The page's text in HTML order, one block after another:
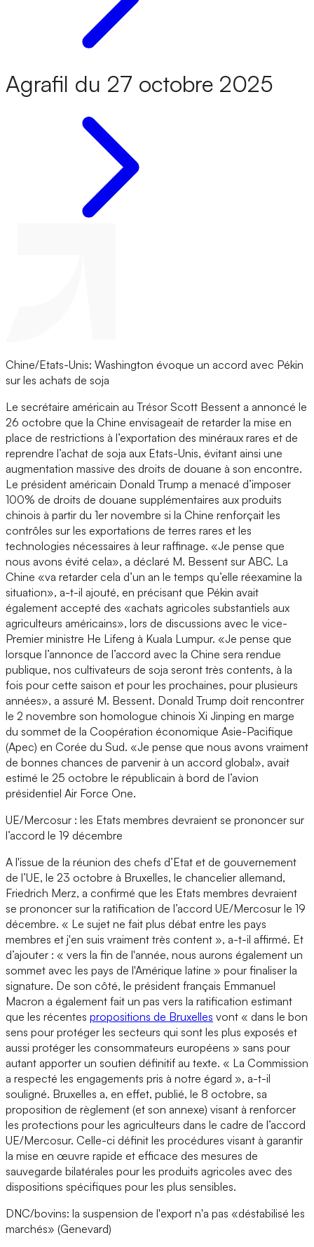
Agrafil du 27 octobre 2025
Chine/Etats-Unis: Washington évoque un accord avec Pékin
sur les achats de soja
Le secrétaire américain au Trésor Scott Bessent a annoncé le
26 octobre que la Chine envisageait de retarder la mise en
place de restrictions à l’exportation des minéraux rares et de
reprendre l’achat de soja aux Etats-Unis, évitant ainsi une
augmentation massive des droits de douane à son encontre.
Le président américain Donald Trump a menacé d’imposer
100% de droits de douane supplémentaires aux produits
chinois à partir du 1er novembre si la Chine renforçait les
contrôles sur les exportations de terres rares et les
technologies nécessaires à leur raffinage. «Je pense que
nous avons évité cela», a déclaré M. Bessent sur ABC. La
Chine «va retarder cela d’un an le temps qu’elle réexamine la
situation», a-t-il ajouté, en précisant que Pékin avait
également accepté des «achats agricoles substantiels aux
agriculteurs américains», lors de discussions avec le vice-
Premier ministre He Lifeng à Kuala Lumpur. «Je pense que
lorsque l’annonce de l’accord avec la Chine sera rendue
publique, nos cultivateurs de soja seront très contents, à la
fois pour cette saison et pour les prochaines, pour plusieurs
années», a assuré M. Bessent. Donald Trump doit rencontrer
le 2 novembre son homologue chinois Xi Jinping en marge
du sommet de la Coopération économique Asie-Pacifique
(Apec) en Corée du Sud. «Je pense que nous avons vraiment
de bonnes chances de parvenir à un accord global», avait
estimé le 25 octobre le républicain à bord de l’avion
présidentiel Air Force One.
UE/Mercosur : les Etats membres devraient se prononcer sur
l’accord le 19 décembre
A l'issue de la réunion des chefs d’Etat et de gouvernement
de l’UE, le 23 octobre à Bruxelles, le chancelier allemand,
Friedrich Merz, a confirmé que les Etats membres devraient
se prononcer sur la ratification de l’accord UE/Mercosur le 19
décembre. « Le sujet ne fait plus débat entre les pays
membres et j'en suis vraiment très content », a-t-il affirmé. Et
d’ajouter : « vers la fin de l'année, nous aurons également un
sommet avec les pays de l'Amérique latine » pour finaliser la
signature. De son côté, le président français Emmanuel
Macron a également fait un pas vers la ratification estimant
que les récentes propositions de Bruxelles vont « dans le bon
sens pour protéger les secteurs qui sont les plus exposés et
aussi protéger les consommateurs européens » sans pour
autant apporter un soutien définitif au texte. « La Commission
a respecté les engagements pris à notre égard », a-t-il
souligné. Bruxelles a, en effet, publié, le 8 octobre, sa
proposition de règlement (et son annexe) visant à renforcer
les protections pour les agriculteurs dans le cadre de l’accord
UE/Mercosur. Celle-ci définit les procédures visant à garantir
la mise en œuvre rapide et efficace des mesures de
sauvegarde bilatérales pour les produits agricoles avec des
dispositions spécifiques pour les plus sensibles.
DNC/bovins: la suspension de l'export n'a pas «déstabilisé les
marchés» (Genevard)